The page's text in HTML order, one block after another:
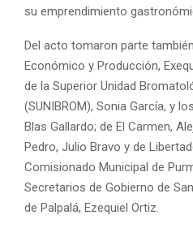
su emprendimiento
Del acto tomaron parte
Económico y Producción,
de la Superior Unidad
(SUNIBROM), Sonia García, y
Blas Gallardo; de El Carmen,
Pedro, Julio Bravo y de
Comisionado Municipal de
Secretarios de Gobierno de
de Palpalá, Ezequiel Ortiz.